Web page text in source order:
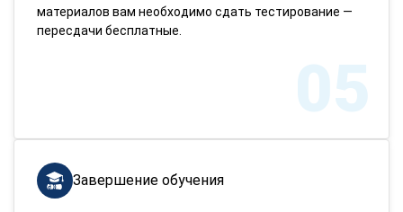
материалов вам необходимо сдать тестирование —
пересдачи бесплатные.
05
Завершение обучения